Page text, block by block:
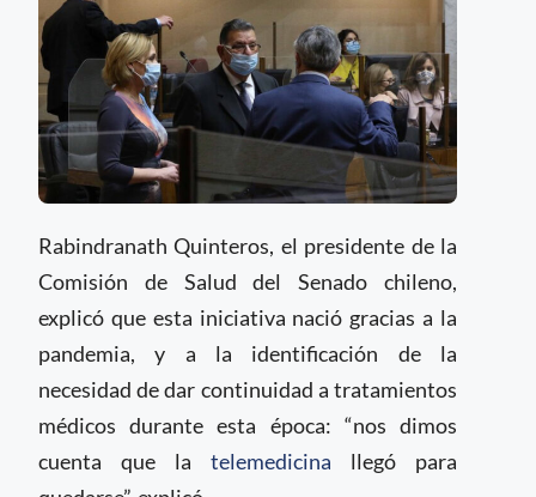
Rabindranath Quinteros, el presidente de la
Comisión de Salud del Senado chileno,
explicó que esta iniciativa nació gracias a la
pandemia, y a la identificación de la
necesidad de dar continuidad a tratamientos
médicos durante esta época: “nos dimos
cuenta que la telemedicina llegó para